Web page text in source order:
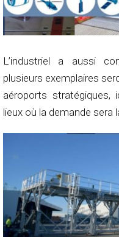
L’industriel a aussi
plusieurs exemplaires
aéroports stratégiques,
lieux où la demande sera